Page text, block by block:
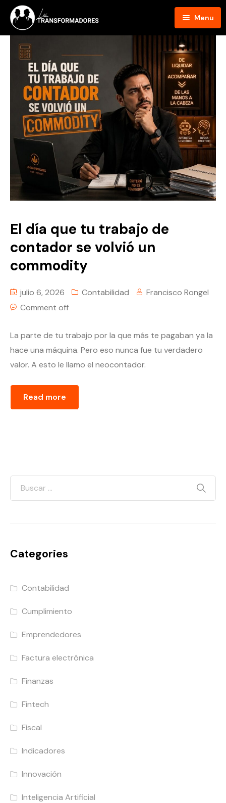
Menu
Blog
Podcast
Hosts
Contacto
El día que tu trabajo de
contador se volvió un
commodity
julio 6, 2026 Contabilidad
Francisco Rongel
Comment off
La parte de tu trabajo por la que más te pagaban ya la
hace una máquina. Pero eso nunca fue tu verdadero
valor. A esto le llamo el neocontador.
Read more
Categories
Contabilidad
Cumplimiento
Emprendedores
Factura electrónica
Finanzas
Fintech
Fiscal
Indicadores
Innovación
Inteligencia Artificial